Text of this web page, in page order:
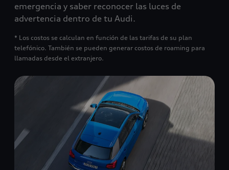
emergencia y saber reconocer las luces de
advertencia dentro de tu Audi.
* Los costos se calculan en función de las tarifas de su plan
telefónico. También se pueden generar costos de roaming para
llamadas desde el extranjero.